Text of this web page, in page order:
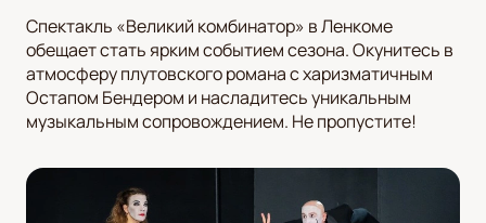
Спектакль «Великий комбинатор» в Ленкоме
обещает стать ярким событием сезона. Окунитесь в
атмосферу плутовского романа с харизматичным
Остапом Бендером и насладитесь уникальным
музыкальным сопровождением. Не пропустите!